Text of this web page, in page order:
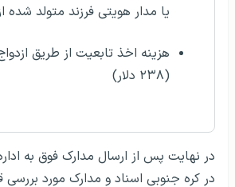
یا مدار هویتی فرزند متولد شده
(۲۳۸ دلار)
در نهایت پس از ارسال مدارک فوق به
در کره جنوبی اسناد و مدارک مورد بررسی